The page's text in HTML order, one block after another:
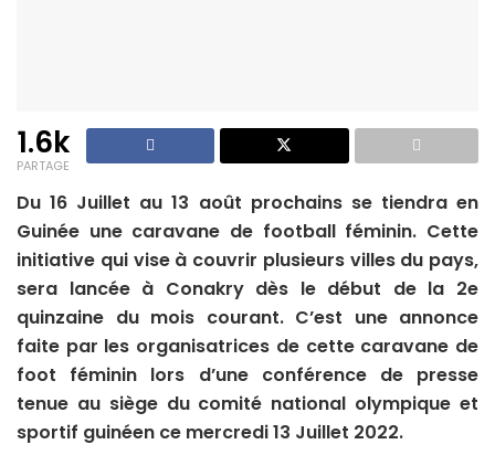
1.6k
PARTAGE
Du 16 Juillet au 13 août prochains se tiendra en
Guinée une caravane de football féminin. Cette
initiative qui vise à couvrir plusieurs villes du pays,
sera lancée à Conakry dès le début de la 2e
quinzaine du mois courant. C’est une annonce
faite par les organisatrices de cette caravane de
foot féminin lors d’une conférence de presse
tenue au siège du comité national olympique et
sportif guinéen ce mercredi 13 Juillet 2022.